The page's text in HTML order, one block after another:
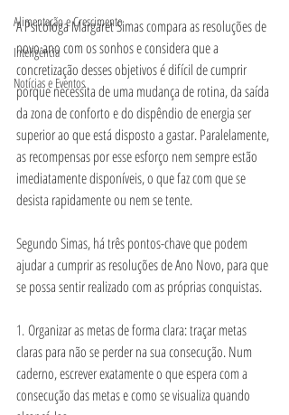
Alimentação e Crescimento
Inteligência
Notícias e Eventos
A Psicóloga Margaret Simas compara as resoluções de
novo ano com os sonhos e considera que a
concretização desses objetivos é difícil de cumprir
porque necessita de uma mudança de rotina, da saída
da zona de conforto e do dispêndio de energia ser
superior ao que está disposto a gastar. Paralelamente,
as recompensas por esse esforço nem sempre estão
imediatamente disponíveis, o que faz com que se
desista rapidamente ou nem se tente.
Segundo Simas, há três pontos-chave que podem
ajudar a cumprir as resoluções de Ano Novo, para que
se possa sentir realizado com as próprias conquistas.
1. Organizar as metas de forma clara: traçar metas
claras para não se perder na sua consecução. Num
caderno, escrever exatamente o que espera com a
consecução das metas e como se visualiza quando